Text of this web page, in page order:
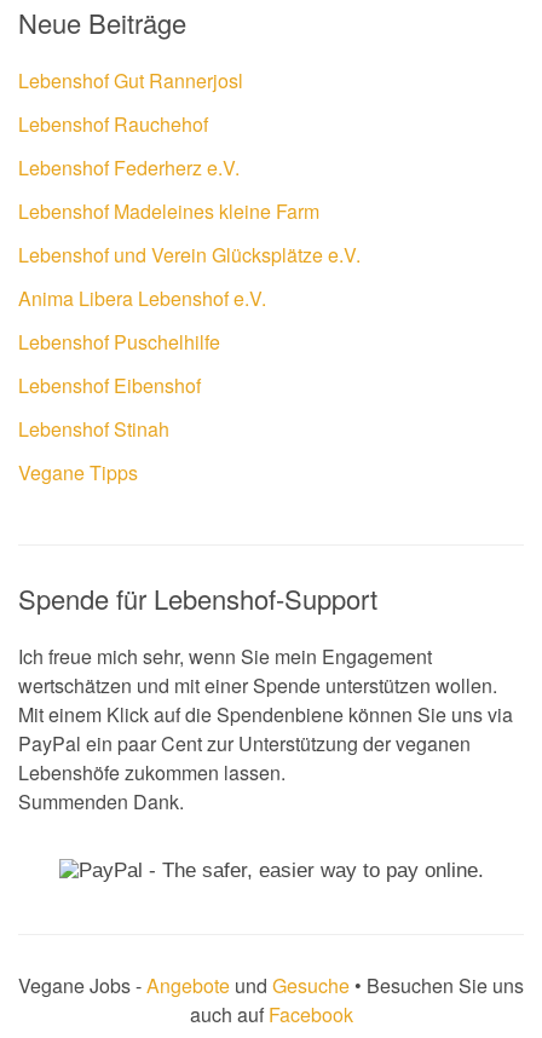
Neue Beiträge
Lebenshof Gut Rannerjosl
Lebenshof Rauchehof
Lebenshof Federherz e.V.
Lebenshof Madeleines kleine Farm
Lebenshof und Verein Glücksplätze e.V.
Anima Libera Lebenshof e.V.
Lebenshof Puschelhilfe
Lebenshof Eibenshof
Lebenshof Stinah
Vegane Tipps
Spende für Lebenshof-Support
Ich freue mich sehr, wenn Sie mein Engagement
wertschätzen und mit einer Spende unterstützen wollen.
Mit einem Klick auf die Spendenbiene können Sie uns via
PayPal ein paar Cent zur Unterstützung der veganen
Lebenshöfe zukommen lassen.
Summenden Dank.
Vegane Jobs -Angebote und Gesuche • Besuchen Sie uns
auch auf Facebook